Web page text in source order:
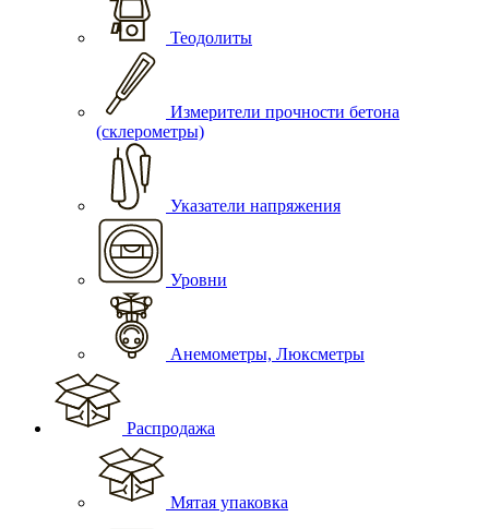
Теодолиты
Измерители прочности бетона
(склерометры)
Указатели напряжения
Уровни
Анемометры, Люксметры
Распродажа
Мятая упаковка